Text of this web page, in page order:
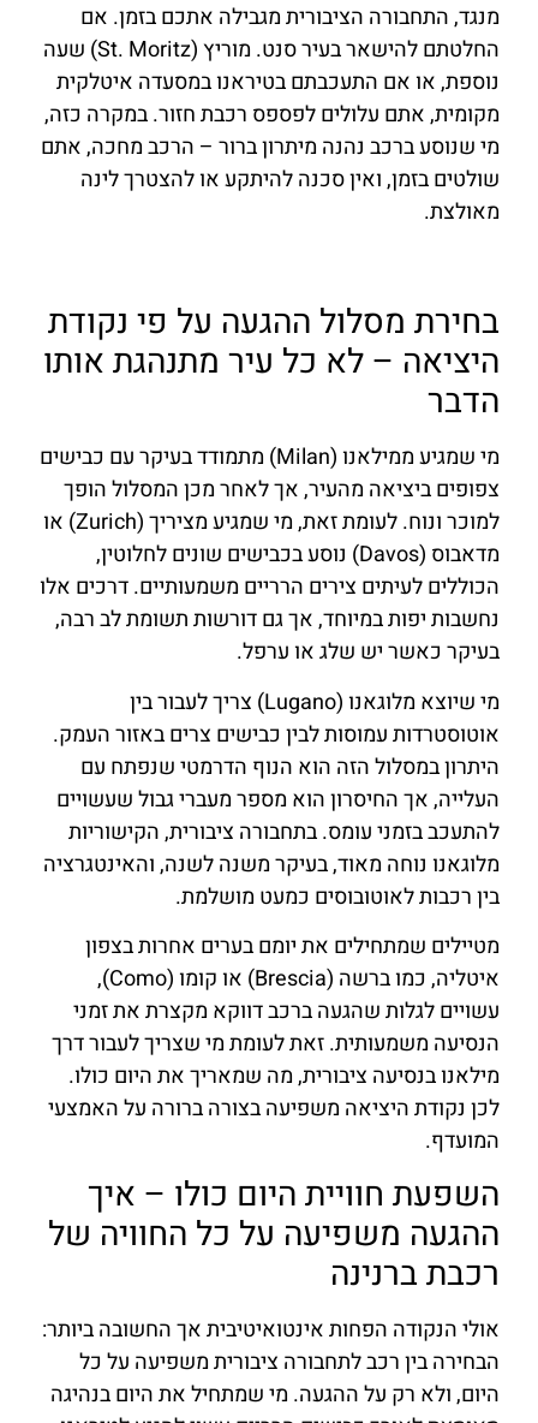
מנגד, התחבורה הציבורית מגבילה אתכם בזמן. אם
החלטתם להישאר בעיר סנט. מוריץ (St. Moritz) שעה
נוספת, או אם התעכבתם בטיראנו במסעדה איטלקית
מקומית, אתם עלולים לפספס רכבת חזור. במקרה כזה,
מי שנוסע ברכב נהנה מיתרון ברור – הרכב מחכה, אתם
שולטים בזמן, ואין סכנה להיתקע או להצטרך לינה
מאולצת.
בחירת מסלול ההגעה על פי נקודת
היציאה – לא כל עיר מתנהגת אותו
הדבר
מי שמגיע ממילאנו (Milan) מתמודד בעיקר עם כבישים
צפופים ביציאה מהעיר, אך לאחר מכן המסלול הופך
למוכר ונוח. לעומת זאת, מי שמגיע מציריך (Zurich) או
מדאבוס (Davos) נוסע בכבישים שונים לחלוטין,
הכוללים לעיתים צירים הרריים משמעותיים. דרכים אלו
נחשבות יפות במיוחד, אך גם דורשות תשומת לב רבה,
בעיקר כאשר יש שלג או ערפל.
מי שיוצא מלוגאנו (Lugano) צריך לעבור בין
אוטוסטרדות עמוסות לבין כבישים צרים באזור העמק.
היתרון במסלול הזה הוא הנוף הדרמטי שנפתח עם
העלייה, אך החיסרון הוא מספר מעברי גבול שעשויים
להתעכב בזמני עומס. בתחבורה ציבורית, הקישוריות
מלוגאנו נוחה מאוד, בעיקר משנה לשנה, והאינטגרציה
בין רכבות לאוטובוסים כמעט מושלמת.
מטיילים שמתחילים את יומם בערים אחרות בצפון
איטליה, כמו ברשה (Brescia) או קומו (Como),
עשויים לגלות שהגעה ברכב דווקא מקצרת את זמני
הנסיעה משמעותית. זאת לעומת מי שצריך לעבור דרך
מילאנו בנסיעה ציבורית, מה שמאריך את היום כולו.
לכן נקודת היציאה משפיעה בצורה ברורה על האמצעי
המועדף.
השפעת חוויית היום כולו – איך
ההגעה משפיעה על כל החוויה של
רכבת ברנינה
אולי הנקודה הפחות אינטואיטיבית אך החשובה ביותר:
הבחירה בין רכב לתחבורה ציבורית משפיעה על כל
היום, ולא רק על ההגעה. מי שמתחיל את היום בנהיגה